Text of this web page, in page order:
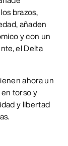
brazos,
añaden
y con un
el Delta
ahora un
torso y
y libertad